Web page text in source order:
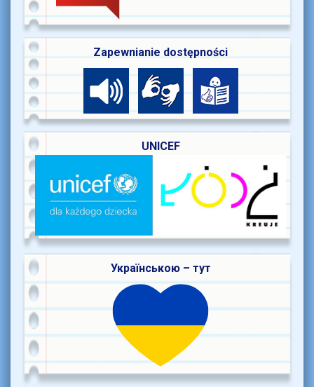
Zapewnianie dostępności
UNICEF
Українською – тут